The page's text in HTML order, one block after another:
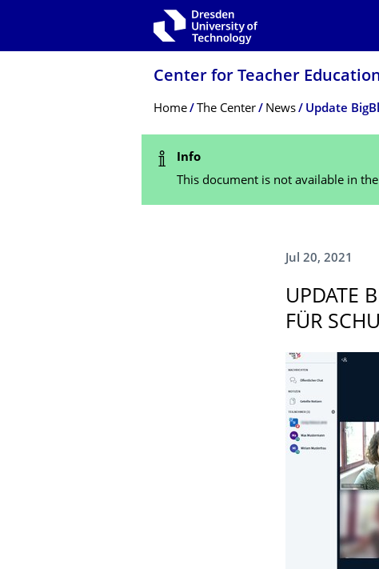
Center for Teacher
Breadcrumb Menu
Home The Center News Update
Status Message
Info
This document is not available in
Jul 20, 2021
UPDATE
FÜR